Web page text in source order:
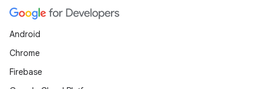
Android
Chrome
Firebase